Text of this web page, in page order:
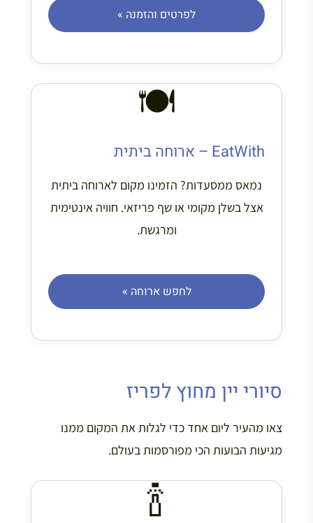
לפרטים והזמנה »
🍽️
EatWith – ארוחה ביתית
נמאס ממסעדות? הזמינו מקום לארוחה ביתית
אצל בשלן מקומי או שף פריזאי. חוויה אינטימית
ומרגשת.
לחפש ארוחה »
סיורי יין מחוץ לפריז
צאו מהעיר ליום אחד כדי לגלות את המקום ממנו
מגיעות הבועות הכי מפורסמות בעולם.
🍾